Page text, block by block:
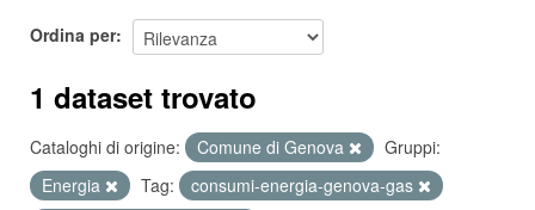
Ordina per
1 dataset trovato
Cataloghi di origine: Comune di Genova
Gruppi:
Energia
Tag:
consumi-energia-genova-gas